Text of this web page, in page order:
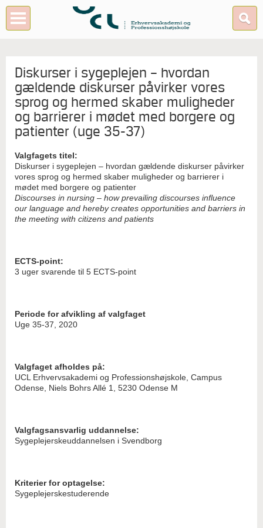
Diskurser i sygeplejen – hvordan
gældende diskurser påvirker vores
sprog og hermed skaber muligheder
og barrierer i mødet med borgere og
patienter (uge 35-37)
Valgfagets titel:
Diskurser i sygeplejen – hvordan gældende diskurser påvirker
vores sprog og hermed skaber muligheder og barrierer i
mødet med borgere og patienter
Discourses in nursing – how prevailing discourses influence
our language and hereby creates opportunities and barriers in
the meeting with citizens and patients
ECTS-point:
3 uger svarende til 5 ECTS-point
Periode for afvikling af valgfaget
Uge 35-37, 2020
Valgfaget afholdes på:
UCL Erhvervsakademi og Professionshøjskole, Campus
Odense, Niels Bohrs Allé 1, 5230 Odense M
Valgfagsansvarlig uddannelse:
Sygeplejerskeuddannelsen i Svendborg
Kriterier for optagelse:
Sygeplejerskestuderende